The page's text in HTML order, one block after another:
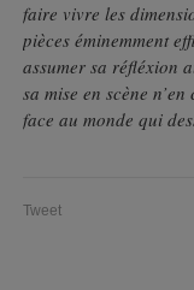
faire vivre les
pièces éminemment
assumer sa réfléxion
sa mise en scène
face au monde qui
Tweet